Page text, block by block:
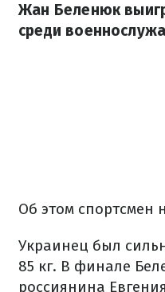
Жан Беленюк
среди
Об этом спортсмен
Украинец был
85 кг. В финале
россиянина